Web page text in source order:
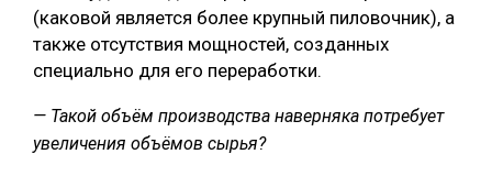
(каковой является более крупный пиловочник), а
также отсутствия мощностей, созданных
специально для его переработки.
— Такой объём производства наверняка потребует
увеличения объёмов сырья?